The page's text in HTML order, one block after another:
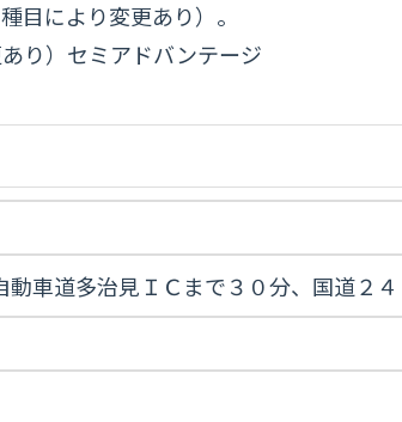
目により変更あり）。
り）セミアドバンテージ
車道多治見ＩＣまで３０分、国道２